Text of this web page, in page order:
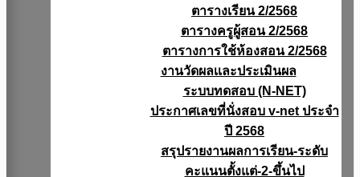
ตารางเรียน 2/2568
ตารางครูผู้สอน 2/2568
ตารางการใช้ห้องสอน 2/2568
งานวัดผลเเละประเมินผล
ระบบทดสอบ (N-NET)
ประกาศเลขที่นั่งสอบ v-net ประจำ
ปี 2568
สรุปรายงานผลการเรียน-ระดับ
คะแนนตั้งแต่-2-ขึ้นไป